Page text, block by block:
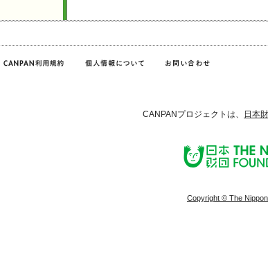
CANPANプロジェクトは、 日本
Copyright © The